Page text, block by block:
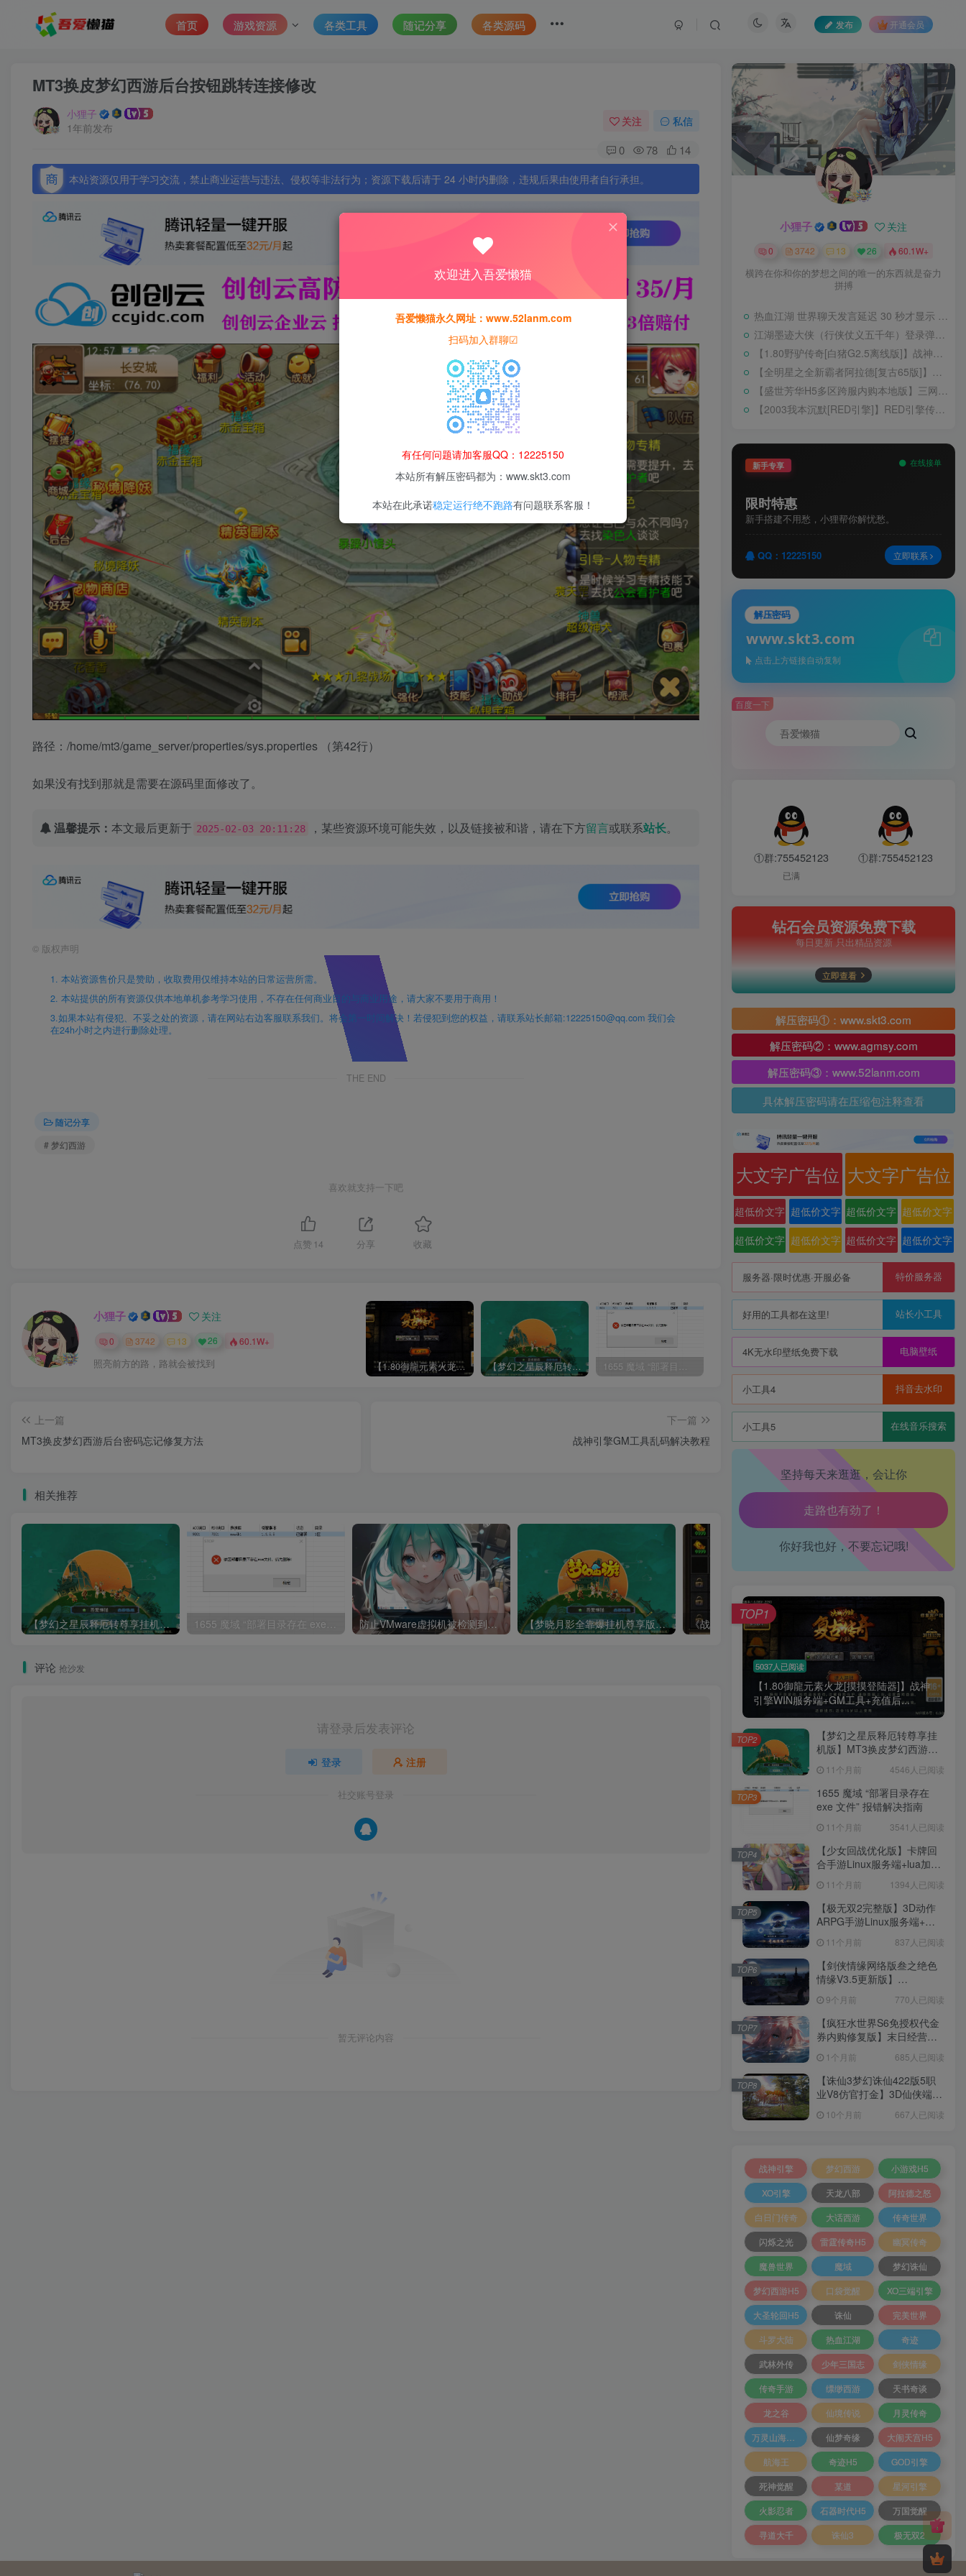
首页 游戏资源 各类工具 随记分享 各类源码 发布 开通会员
MT3换皮梦幻西游后台按钮跳转连接修改
小狸子
1年前发布
关注 私信
0 78 14
本站资源仅用于学习交流，禁止商业运营与违法、侵权等非法行为；资源下载后请于 24 小时内删除，违规后果由使用者自行承担。
路径：/home/mt3/game_server/properties/sys.properties （第42行）
如果没有找到那就是需要在源码里面修改了。
温馨提示： 本文最后更新于 2025-02-03 20:11:28 ，某些资源环境可能失效，以及链接被和谐，请在下方留言或联系站长。
© 版权声明
1. 本站资源售价只是赞助，收取费用仅维持本站的日常运营所需。
2. 本站提供的所有资源仅供本地单机参考学习使用，不存在任何商业目的与商业用途，请大家不要用于商用！
3.如果本站有侵犯、不妥之处的资源，请在网站右边客服联系我们。将会第一时间解决！若侵犯到您的权益，请联系站长邮箱:12225150@qq.com 我们会
在24h小时之内进行删除处理。
THE END
随记分享
# 梦幻西游
喜欢就支持一下吧
点赞 14 分享 收藏
小狸子 关注
0 3742 13 26 60.1W+
照亮前方的路，路就会被找到 【1.80御龍元素火龙[摸摸登陆器]】战神引擎WIN服务端+GM工具+充值后台+双端+架设教程 【梦幻之星辰释厄转尊享挂机版】MT3换皮梦幻西游Linux服务端+GM后台+双端+源码+架设教程 1655 魔域 “部署目录存在 exe 文件” 报错解决指南 【少女回战优化版】卡牌回合手游Linux服务端+lua加解密工具+GM管理后台+GM授权后台+安卓+架设教程 【极无双2完整版】3D动作ARPG手游Linux服务端+全套源码+本地注册+本地热更+加解密工具+GM授权后台+安卓+架设教程
上一篇
MT3换皮梦幻西游后台密码忘记修复方法
下一篇
战神引擎GM工具乱码解决教程
相关推荐
【梦幻之星辰释厄转尊享挂机版】MT3换皮梦幻西游Linux服务端+GM后台+双端+源码+架设教程 1655 魔域 “部署目录存在 exe 文件” 报错解决指南 防止VMware虚拟机被检测到，程序提示“请不要在虚拟机中运行此程序”解决方案 【梦晓月影全靠爆挂机尊享版】MT3换皮梦幻西游Linux服务端+GM后台+双端+源码+架设教程 《战神引擎》仓库带锁无法全部使用的解决方法
评论 抢沙发
请登录后发表评论
登录 注册
社交账号登录
暂无评论内容
小狸子 关注
0 3742 13 26 60.1W+
横跨在你和你的梦想之间的唯一的东西就是奋力
拼搏
热血江湖 世界聊天发言延迟 30 秒才显示 BUG 修复教程
江湖墨迹大侠（行侠仗义五千年）登录弹出 WELCOME 提示无法进游戏修复教程
【1.80野驴传奇[白猪G2.5离线版]】战神引擎WIN服务端+GM工具+充值后台+安卓+架设教程
【全明星之全新霸者阿拉德[复古65版]】横版闯关手游Linux服务端+配套表+WEB管理后台+GM授权后台+双端+架设教程
【盛世芳华H5多区跨服内购本地版】三网H5宫斗养成游戏Linux手工服务端+CDK授权后台+安卓+架设教程
【2003我本沉默[RED引擎]】RED引擎传奇手游WIN服务端+GM工具+安卓+架设教程
新手专享 在线接单
限时特惠
新手搭建不用愁，小狸帮你解忧愁。
QQ：12225150 立即联系
解压密码
www.skt3.com
点击上方链接自动复制
百度一下
①群:755452123
已满
①群:755452123
钻石会员资源免费下载
每日更新 只出精品资源
立即查看
解压密码①：www.skt3.com
解压密码②：www.agmsy.com
解压密码③：www.52lanm.com
具体解压密码请在压缩包注释查看
大文字广告位 大文字广告位
超低价文字
广告位
超低价文字
广告位
超低价文字
广告位
超低价文字
广告位
超低价文字
广告位
超低价文字
广告位
超低价文字
广告位
超低价文字
广告位
服务器·限时优惠·开服必备 特价服务器
好用的工具都在这里! 站长小工具
4K无水印壁纸免费下载 电脑壁纸
小工具4 抖音去水印
小工具5 在线音乐搜索
坚持每天来逛逛，会让你
生活也美好了！
心情也舒畅了！
腿也不痛了！
腰也不酸了！
工作也轻松了！
你好我也好，不要忘记哦!
5037人已阅读
【1.80御龍元素火龙[摸摸登陆器]】战神
引擎WIN服务端+GM工具+充值后...
TOP1
【梦幻之星辰释厄转尊享挂
机版】MT3换皮梦幻西游
+源码+架设教程
11个月前 4546人已阅读
TOP2
1655 魔域 “部署目录存在
exe 文件” 报错解决指南
11个月前 3541人已阅读
TOP3
【少女回战优化版】卡牌回
合手游Linux服务端+lua加解
权后台+安卓+架设教程
11个月前 1394人已阅读
TOP4
【极无双2完整版】3D动作
ARPG手游Linux服务端+全
+加解密工具+GM授权后台
+安卓+架设教程
11个月前 837人已阅读
TOP5
【剑侠情缘网络版叁之绝色
情缘V3.5更新版】
端+GM指令+PC客户端+架设
教程
9个月前 770人已阅读
TOP6
【疯狂水世界S6免授权代金
券内购修复版】末日经营生
工具+管理后台+CDK授权后
台+安卓+架设教程
1个月前 685人已阅读
TOP7
【诛仙3梦幻诛仙422版5职
业V8仿官打金】3D仙侠端游
工具+PC客户端+架设教程
10个月前 667人已阅读
TOP8
战神引擎 梦幻西游
小游戏H5
XO引擎
天龙八部
阿拉德之怒
白日门传奇
大话西游
传奇世界
闪烁之光
雷霆传奇H5
幽冥传奇
魔兽世界
魔域
梦幻诛仙
梦幻西游H5
口袋觉醒
XO三端引擎
大圣轮回H5
诛仙
完美世界
斗罗大陆
热血江湖
奇迹
武林外传
少年三国志
剑侠情缘
传奇手游
缥缈西游
天书奇谈
龙之谷
仙境传说
月灵传奇
仙梦奇缘
大闹天宫H5
航海王
奇迹H5
GOD引擎
死神觉醒
某道
星河引擎
火影忍者
石器时代H5
万国觉醒
寻道大千
诛仙3 极无双2
欢迎进入吾爱懒猫
吾爱懒猫永久网址：www.52lanm.com
扫码加入群聊☑
有任何问题请加客服QQ：12225150
本站所有解压密码都为：www.skt3.com
本站在此承诺稳定运行绝不跑路有问题联系客服！